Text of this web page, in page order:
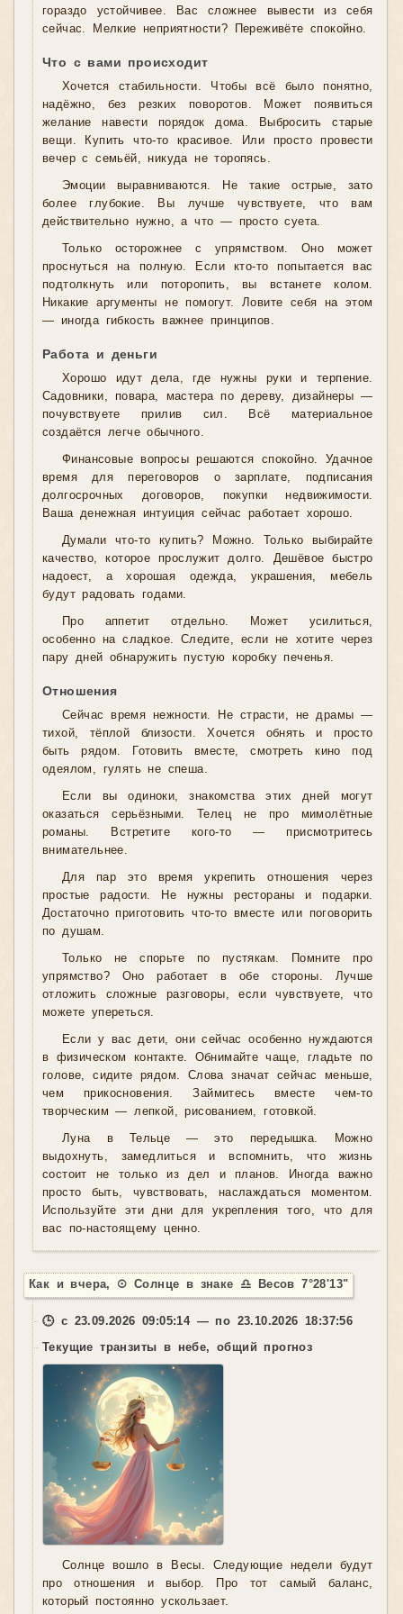
гораздо устойчивее. Вас сложнее вывести из себя
сейчас. Мелкие неприятности? Переживёте спокойно.
Что с вами происходит
Хочется стабильности. Чтобы всё было понятно,
надёжно, без резких поворотов. Может появиться
желание навести порядок дома. Выбросить старые
вещи. Купить что-то красивое. Или просто провести
вечер с семьёй, никуда не торопясь.
Эмоции выравниваются. Не такие острые, зато
более глубокие. Вы лучше чувствуете, что вам
действительно нужно, а что — просто суета.
Только осторожнее с упрямством. Оно может
проснуться на полную. Если кто-то попытается вас
подтолкнуть или поторопить, вы встанете колом.
Никакие аргументы не помогут. Ловите себя на этом
— иногда гибкость важнее принципов.
Работа и деньги
Хорошо идут дела, где нужны руки и терпение.
Садовники, повара, мастера по дереву, дизайнеры —
почувствуете прилив сил. Всё материальное
создаётся легче обычного.
Финансовые вопросы решаются спокойно. Удачное
время для переговоров о зарплате, подписания
долгосрочных договоров, покупки недвижимости.
Ваша денежная интуиция сейчас работает хорошо.
Думали что-то купить? Можно. Только выбирайте
качество, которое прослужит долго. Дешёвое быстро
надоест, а хорошая одежда, украшения, мебель
будут радовать годами.
Про аппетит отдельно. Может усилиться,
особенно на сладкое. Следите, если не хотите через
пару дней обнаружить пустую коробку печенья.
Отношения
Сейчас время нежности. Не страсти, не драмы —
тихой, тёплой близости. Хочется обнять и просто
быть рядом. Готовить вместе, смотреть кино под
одеялом, гулять не спеша.
Если вы одиноки, знакомства этих дней могут
оказаться серьёзными. Телец не про мимолётные
романы. Встретите кого-то — присмотритесь
внимательнее.
Для пар это время укрепить отношения через
простые радости. Не нужны рестораны и подарки.
Достаточно приготовить что-то вместе или поговорить
по душам.
Только не спорьте по пустякам. Помните про
упрямство? Оно работает в обе стороны. Лучше
отложить сложные разговоры, если чувствуете, что
можете упереться.
Если у вас дети, они сейчас особенно нуждаются
в физическом контакте. Обнимайте чаще, гладьте по
голове, сидите рядом. Слова значат сейчас меньше,
чем прикосновения. Займитесь вместе чем-то
творческим — лепкой, рисованием, готовкой.
Луна в Тельце — это передышка. Можно
выдохнуть, замедлиться и вспомнить, что жизнь
состоит не только из дел и планов. Иногда важно
просто быть, чувствовать, наслаждаться моментом.
Используйте эти дни для укрепления того, что для
вас по-настоящему ценно.
Как и вчера, ☉ Солнце в знаке ♎ Весов 7°28'13"
🕒 с 23.09.2026 09:05:14 — по 23.10.2026 18:37:56
Текущие транзиты в небе, общий прогноз
Солнце вошло в Весы. Следующие недели будут
про отношения и выбор. Про тот самый баланс,
который постоянно ускользает.